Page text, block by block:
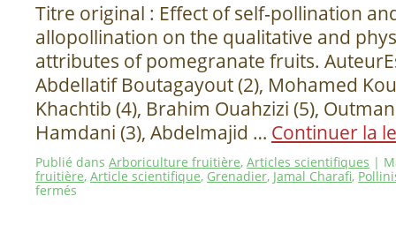
Titre original : Effect of self‑pollination
allopollination on the qualitative and
attributes of pomegranate fruits.
Abdellatif Boutagayout (2), Mohamed
Khachtib (4), Brahim Ouahzizi (5),
Hamdani (3), Abdelmajid … Continuer la
Publié dans Arboriculture fruitière, Articles scientifiques |
fruitière, Article scientifique, Grenadier, Jamal Charafi,
fermés